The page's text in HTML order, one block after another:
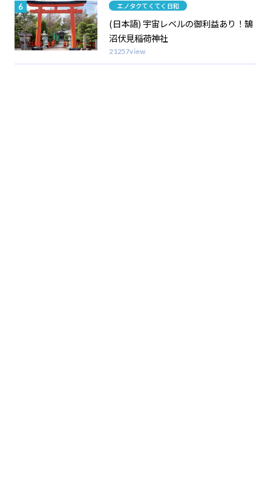
(日本語) 宇宙レベルの御利益あり！鵠
沼伏見稲荷神社
21257view
Category
エノタクてくてく日和